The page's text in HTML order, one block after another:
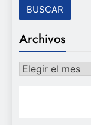
Archivos
Archivos